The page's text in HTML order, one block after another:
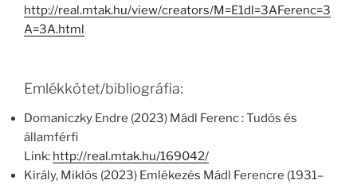
http://real.mtak.hu/view/creators/M=E1dl=3AFerenc=3
A=3A.html
Emlékkötet/bibliográfia:
Domaniczky Endre (2023) Mádl Ferenc : Tudós és
államférfi
Link: http://real.mtak.hu/169042/
Király, Miklós (2023) Emlékezés Mádl Ferencre (1931–